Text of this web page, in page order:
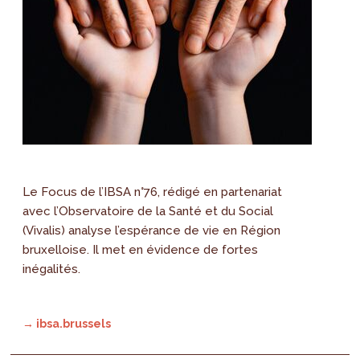
Le Focus de l’IBSA n°76, rédigé en partenariat
avec l’Observatoire de la Santé et du Social
(Vivalis) analyse l’espérance de vie en Région
bruxelloise. Il met en évidence de fortes
inégalités.
→ ibsa.brussels